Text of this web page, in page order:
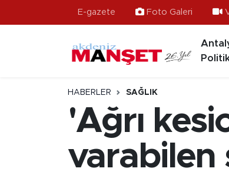
E-gazete Foto Galeri
HABERLER SAĞLIK
'Ağrı
varabilen
Ekonomi
Hava Durumu
Süper Lig Puan Durumu ve Fikstür
Tüm Manşetler
Son Dakika Haberleri